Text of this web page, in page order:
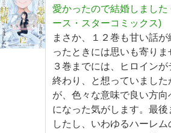
愛かったので結婚しました
ース・スターコミックス)
まさか、１２巻も甘い話
ったときには思いも寄り
３巻までには、ヒロイン
終わり、と想っていました
が、色々な意味で良い方
になった気がします。最
したし、いわゆるハーレ